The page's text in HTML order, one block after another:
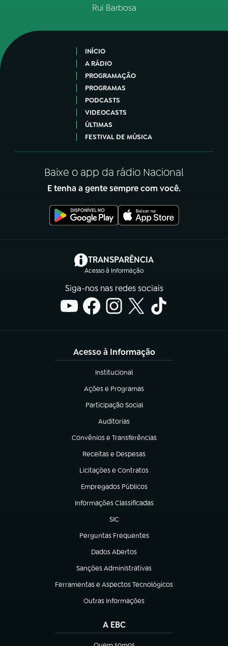
Rui Barbosa
INÍCIO
A RÁDIO
PROGRAMAÇÃO
PROGRAMAS
PODCASTS
VIDEOCASTS
ÚLTIMAS
FESTIVAL DE MÚSICA
Baixe o app da rádio Nacional
E tenha a gente sempre com você.
TRANSPARÊNCIA
Acesso à Informação
(abre em nova aba)
Siga-nos nas redes sociais
Acesso à Informação
Institucional
(abre em nova aba)
Ações e Programas
(abre em nova aba)
Participação Social
(abre em nova aba)
Auditorias
(abre em nova aba)
Convênios e Transferências
(abre em nova aba)
Receitas e Despesas
(abre em nova aba)
Licitações e Contratos
(abre em nova aba)
Empregados Públicos
(abre em nova aba)
Informações Classificadas
(abre em nova aba)
SIC
(abre em nova aba)
Perguntas Frequentes
(abre em nova aba)
Dados Abertos
(abre em nova aba)
Sanções Administrativas
(abre em nova aba)
Ferramentas e Aspectos Tecnológicos
(abre em nova aba)
Outras Informações
(abre em nova aba)
A EBC